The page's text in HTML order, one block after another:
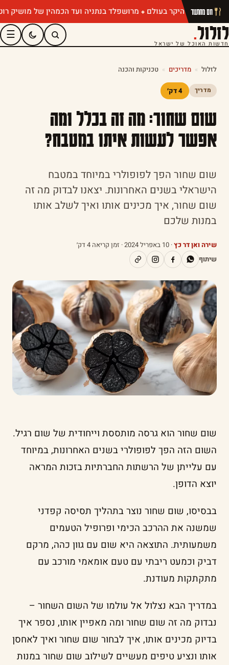
מרושפלד בנתניה ועד הכמהין של מושיק רוט: חם מהתנור
לזלול.
חדשות האוכל של ישראל
☰
לזלול » מדריכים » טכניקות והכנה
מדריך 4 דק׳
שום שחור: מה זה בכלל ומה
אפשר לעשות איתו במטבח?
שום שחור הפך לפופולרי במיוחד במטבח
הישראלי בשנים האחרונות. יצאנו לבדוק מה זה
שום שחור, איך מכינים אותו ואיך לשלב אותו
במנות שלכם
שירה ואן דר כץ· 10 באפריל 2024
· זמן קריאה 4 דק׳
שיתוף
שום שחור הוא גרסה מותססת וייחודית של שום רגיל.
השום הזה הפך לפופולרי בשנים האחרונות, במיוחד
עם עלייתן של הרשתות החברתיות בזכות המראה
יוצא הדופן.
בבסיסו, שום שחור נוצר בתהליך תסיסה קפדני
שמשנה את ההרכב הכימי ופרופיל הטעמים
משמעותית. התוצאה היא שום עם גוון כהה, מרקם
דביק וכמעט ריבתי עם טעם אומאמי מורכב עם
מתקתקות מעודנת.
במדריך הבא נצלול אל עולמו של השום השחור –
נבדוק מה זה שום שחור ומה מאפיין אותו, נספר איך
בדיוק מכינים אותו, איך לבחור שום שחור ואיך לאחסן
אותו ונציע טיפים מעשיים לשילוב שום שחור במנות